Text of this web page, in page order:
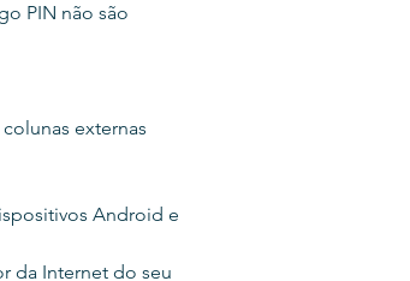
PIN não são
externas
Android e
da Internet do seu